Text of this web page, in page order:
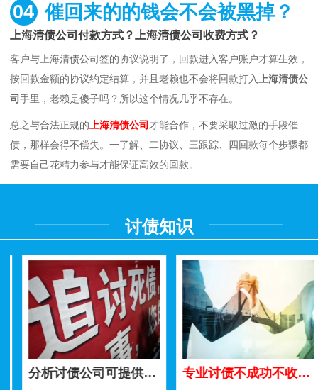
04 催回来的的钱会不会被黑掉？
上海清债公司付款方式？上海清债公司收费方式？
客户与上海清债公司签的协议说明了，回款进入客户账户才算生效，
按回款金额的协议约定结算，并且老赖也不会将回款打入
上海清债公
司手里，老赖是傻子吗？所以这个情况几乎不存在。
总之与合法正规的 上海清债公司才能合作，不要采取过激的手段催
债，那样会得不偿失。一了解、二协议、三跟踪、四回款每个步骤都
需要自己花精力参与才能保证高效的回款。
讨债知识
分析讨债公司可提供哪些服务呢？ 专业讨债不成功不收费这样公司如何选择？